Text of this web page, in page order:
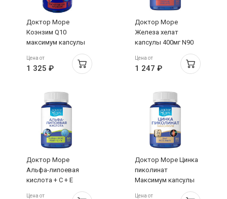
Доктор Море
Коэнзим Q10
максимум капсулы
Цена от
1 325 ₽
Доктор Море
Железа хелат
капсулы 400мг N90
Цена от
1 247 ₽
Доктор Море
Альфа-липоевая
кислота + С + Е
капсулы 700мг N60
Цена от
Доктор Море Цинка
пиколинат
Максимум капсулы
Цена от